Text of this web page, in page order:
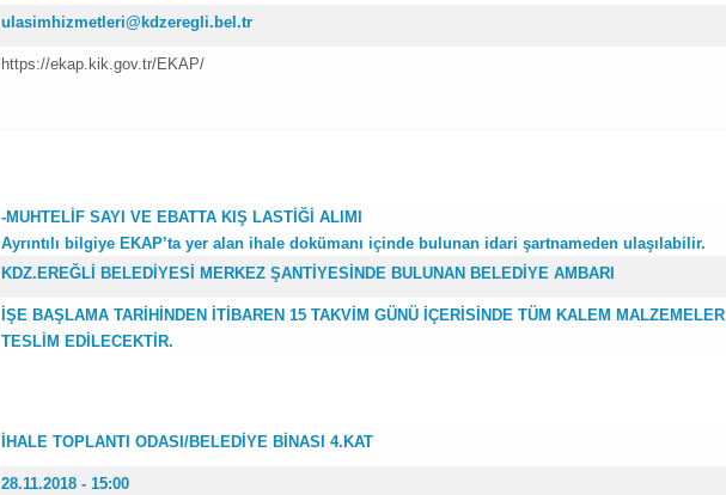
ulasimhizmetleri@kdzeregli.bel.tr
https://ekap.kik.gov.tr/EKAP/
-MUHTELİF SAYI VE EBATTA KIŞ LASTİĞİ ALIMI
Ayrıntılı bilgiye EKAP’ta yer alan ihale dokümanı içinde bulunan idari şartnameden ulaşılabilir.
KDZ.EREĞLİ BELEDİYESİ MERKEZ ŞANTİYESİNDE BULUNAN BELEDİYE AMBARI
İŞE BAŞLAMA TARİHİNDEN İTİBAREN 15 TAKVİM GÜNÜ İÇERİSİNDE TÜM KALEM MALZEMELER
TESLİM EDİLECEKTİR.
İHALE TOPLANTI ODASI/BELEDİYE BİNASI 4.KAT
28.11.2018 - 15:00